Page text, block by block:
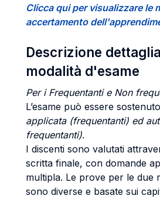
Clicca qui per visualizzare le
accertamento
Descrizione
modalità d'esame
Per i Frequentanti e Non
L’esame può essere
applicata (frequentanti) ed
frequentanti).
I discenti sono valutati
scritta finale, con domande
multipla. Le prove per le due
sono diverse e basate sui